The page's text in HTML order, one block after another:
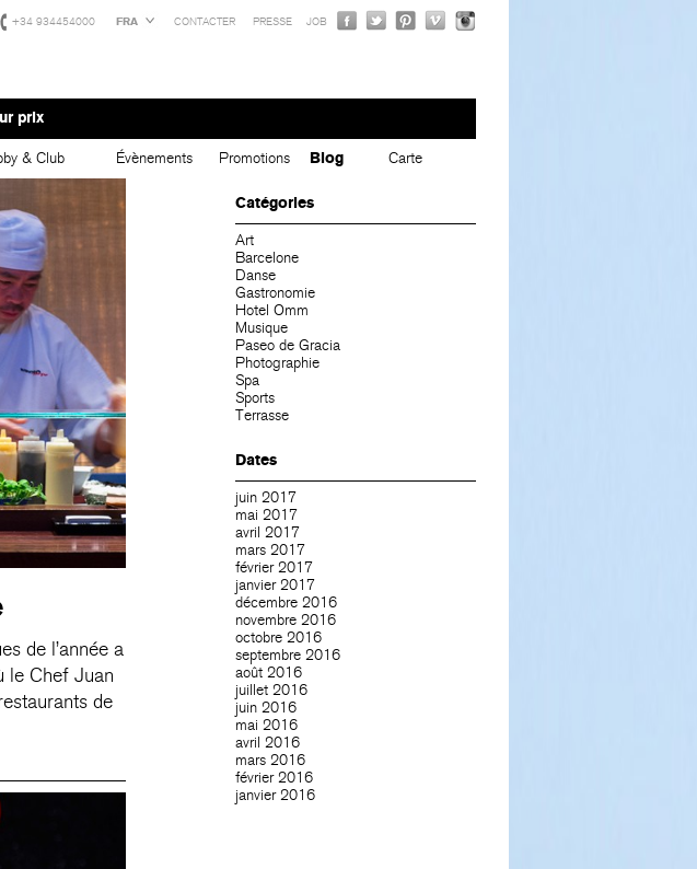
+34 934454000 FRA CONTACTER PRESSE JOB
prix
& Club Évènements Promotions Blog Carte
de l’année a
le Chef Juan
de
Catégories
Art
Barcelone
Danse
Gastronomie
Hotel Omm
Musique
Paseo de Gracia
Photographie
Spa
Sports
Terrasse
Dates
juin 2017
mai 2017
avril 2017
mars 2017
février 2017
janvier 2017
décembre 2016
novembre 2016
octobre 2016
septembre 2016
août 2016
juillet 2016
juin 2016
mai 2016
avril 2016
mars 2016
février 2016
janvier 2016